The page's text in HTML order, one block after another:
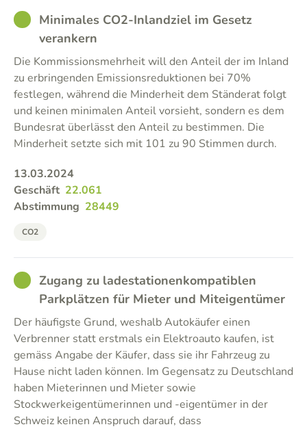
GOODMinimales CO2-Inlandziel im Gesetz
verankern
Die Kommissionsmehrheit will den Anteil der im Inland
zu erbringenden Emissionsreduktionen bei 70%
festlegen, während die Minderheit dem Ständerat folgt
und keinen minimalen Anteil vorsieht, sondern es dem
Bundesrat überlässt den Anteil zu bestimmen. Die
Minderheit setzte sich mit 101 zu 90 Stimmen durch.
13.03.2024
Geschäft 22.061
Abstimmung 28449
CO2
GOODZugang zu ladestationenkompatiblen
Parkplätzen für Mieter und Miteigentümer
Der häufigste Grund, weshalb Autokäufer einen
Verbrenner statt erstmals ein Elektroauto kaufen, ist
gemäss Angabe der Käufer, dass sie ihr Fahrzeug zu
Hause nicht laden können. Im Gegensatz zu Deutschland
haben Mieterinnen und Mieter sowie
Stockwerkeigentümerinnen und -eigentümer in der
Schweiz keinen Anspruch darauf, dass